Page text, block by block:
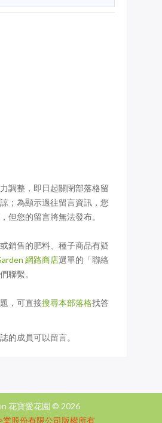
調整，即日起關閉部落格留
；為顯示過往留言資訊，您
但您的留言將無法發布。
銷售的肥料、種子商品有疑
網路商店選單的「聯絡
聯繫。
，可直接搜尋本部落格找答
的成員可以留言。
花寶愛花園 © 2026
業股份有限公司版權所有